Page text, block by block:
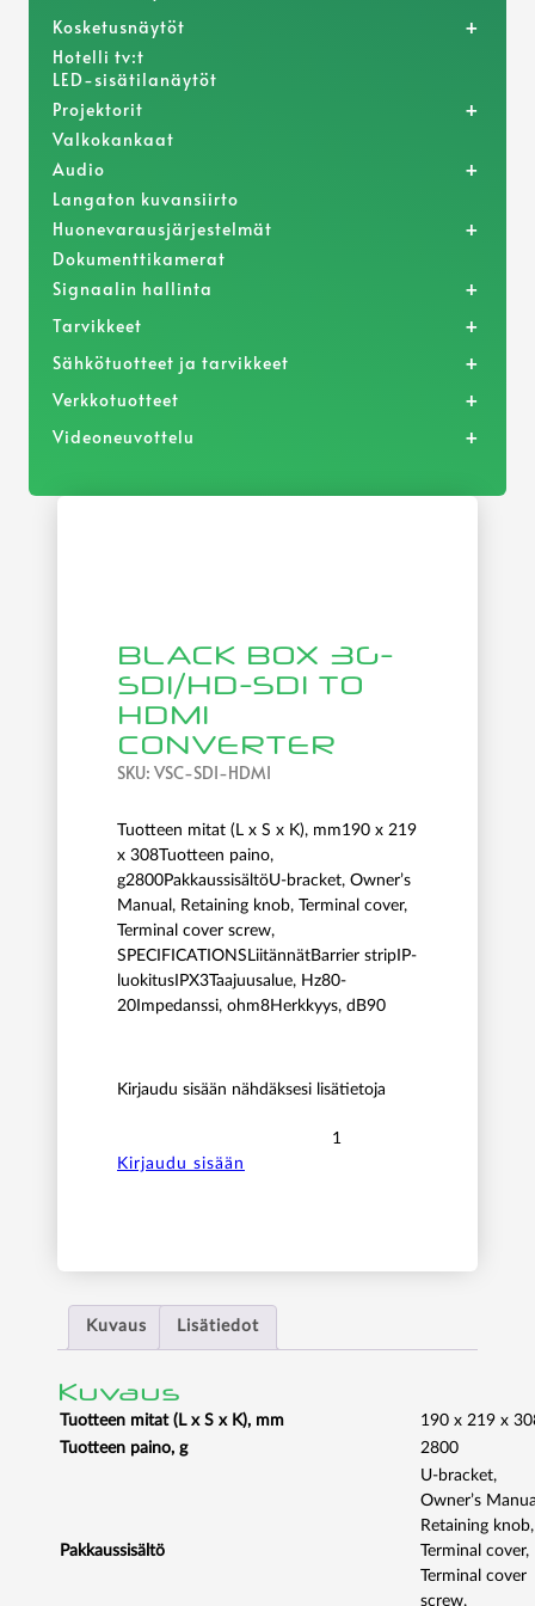
Kosketusnäytöt +
Hotelli tv:t
LED-sisätilanäytöt
Projektorit
+
Valkokankaat
Audio
+
Langaton kuvansiirto
Huonevarausjärjestelmät
+
Dokumenttikamerat
Signaalin hallinta
+
Tarvikkeet +
Sähkötuotteet ja tarvikkeet +
Verkkotuotteet +
Videoneuvottelu +
BLACK BOX 3G-
SDI/HD-SDI TO
HDMI
CONVERTER
SKU: VSC-SDI-HDMI
Tuotteen mitat (L x S x K), mm190 x 219
x 308Tuotteen paino,
g2800PakkaussisältöU-bracket, Owner’s
Manual, Retaining knob, Terminal cover,
Terminal cover screw,
SPECIFICATIONSLiitännätBarrier stripIP-
luokitusIPX3Taajuusalue, Hz80-
20Impedanssi, ohm8Herkkyys, dB90
Kirjaudu sisään nähdäksesi lisätietoja
Kirjaudu sisään
Kuvaus Lisätiedot
Kuvaus
Tuotteen mitat (L x S x K), mm
190 x 219 x
Tuotteen paino, g
2800
Pakkaussisältö
U-bracket,
Owner’s
Retaining knob,
Terminal cover,
Terminal cover
screw,